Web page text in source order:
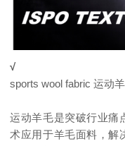
√
sports wool fabric 运动
运动羊毛是突破行业痛
术应用于羊毛面料，解